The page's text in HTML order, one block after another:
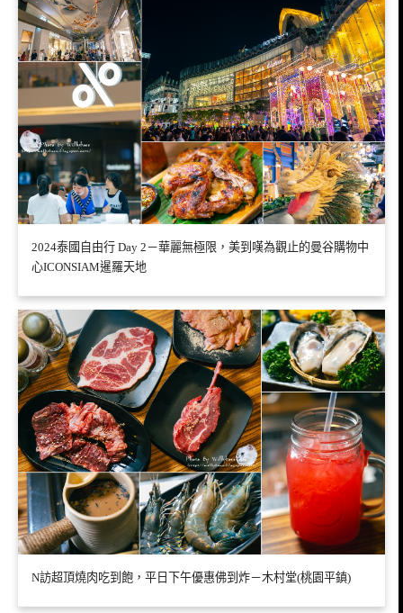
2024泰國自由行 Day 2－華麗無極限，美到嘆為觀止的曼谷購物中
心ICONSIAM暹羅天地
N訪超頂燒肉吃到飽，平日下午優惠佛到炸－木村堂(桃園平鎮)